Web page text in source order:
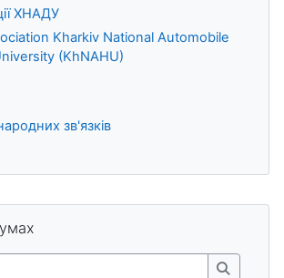
ХНАДУ
Kharkiv National Automobile
(KhNAHU)
зв'язків